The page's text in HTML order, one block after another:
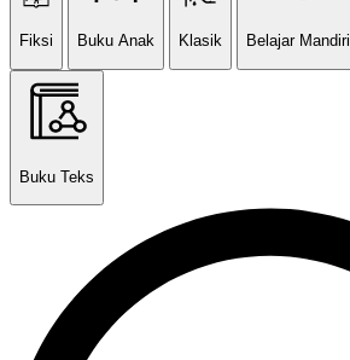
Fiksi Buku Anak Klasik Belajar Mandiri
Buku Teks